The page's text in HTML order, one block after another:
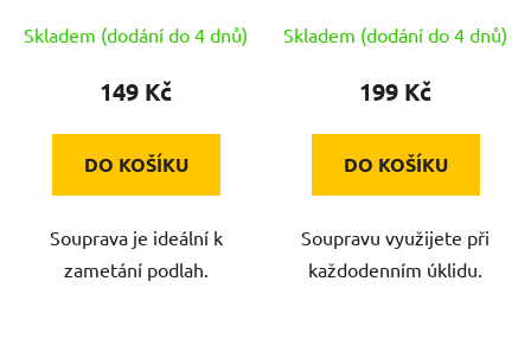
Skladem (dodání do 4 dnů)
149 Kč
DO KOŠÍKU
Souprava je ideální k
zametání podlah.
Skladem (dodání do 4 dnů)
199 Kč
DO KOŠÍKU
Soupravu využijete při
každodenním úklidu.